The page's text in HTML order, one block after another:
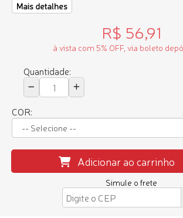
Mais detalhes
R$ 56,91
à vista com 5% OFF, via boleto
Quantidade:
COR:
Adicionar ao carrinho
Simule o frete